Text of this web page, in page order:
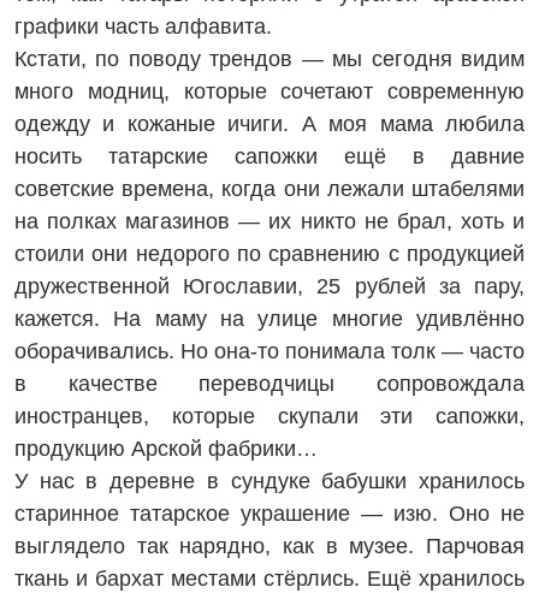
графики часть алфавита.
Кстати, по поводу трендов — мы сегодня видим
много модниц, которые сочетают современную
одежду и кожаные ичиги. А моя мама любила
носить татарские сапожки ещё в давние
советские времена, когда они лежали штабелями
на полках магазинов — их никто не брал, хоть и
стоили они недорого по сравнению с продукцией
дружественной Югославии, 25 рублей за пару,
кажется. На маму на улице многие удивлённо
оборачивались. Но она-то понимала толк — часто
в качестве переводчицы сопровождала
иностранцев, которые скупали эти сапожки,
продукцию Арской фабрики…
У нас в деревне в сундуке бабушки хранилось
старинное татарское украшение — изю. Оно не
выглядело так нарядно, как в музее. Парчовая
ткань и бархат местами стёрлись. Ещё хранилось